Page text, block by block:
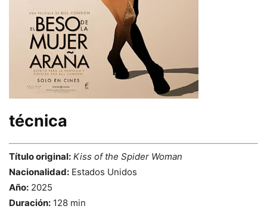
técnica
Título original: Kiss of the Spider Woman
Nacionalidad: Estados Unidos
Año: 2025
Duración: 128 min